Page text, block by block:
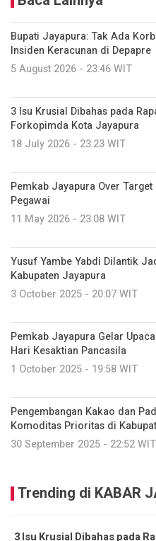
Bupati Jayapura: Tak Ada
Insiden Keracunan di Depapre
5 August 2026 - 23:46 WIT
3 Isu Krusial Dibahas pada
Forkopimda Kota Jayapura
18 July 2026 - 23:23 WIT
Pemkab Jayapura Over Target
Pegawai
11 May 2026 - 23:08 WIT
Yusuf Yambe Yabdi Dilantik
Kabupaten Jayapura
3 October 2025 - 20:07 WIT
Pemkab Jayapura Gelar
Hari Kesaktian Pancasila
1 October 2025 - 19:58 WIT
Pengembangan Kakao dan
Komoditas Prioritas di
30 September 2025 - 22:52 WIT
Trending di KABAR
3 Isu Krusial Dibahas pada